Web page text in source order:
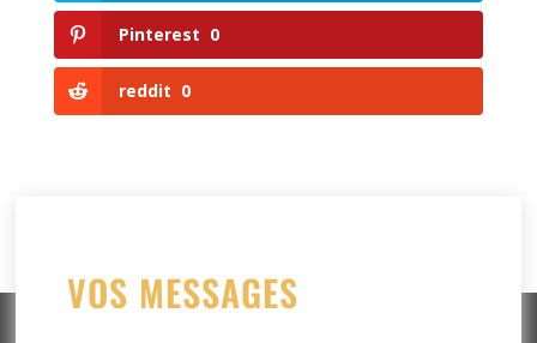
Pinterest 0
reddit 0
VOS MESSAGES